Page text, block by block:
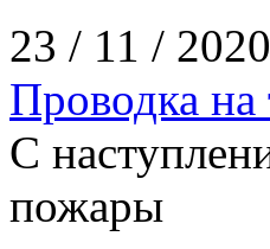
23 / 11 / 2020
Проводка на
С
пожары